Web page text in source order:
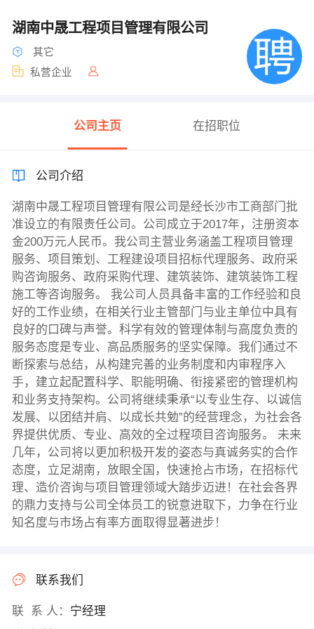
湖南中晟工程项目管理有限公司
其它
私营企业
公司主页 在招职位
公司介绍
湖南中晟工程项目管理有限公司是经长沙市工商部门批
准设立的有限责任公司。公司成立于2017年，注册资本
金200万元人民币。我公司主营业务涵盖工程项目管理
服务、项目策划、工程建设项目招标代理服务、政府采
购咨询服务、政府采购代理、建筑装饰、建筑装饰工程
施工等咨询服务。 我公司人员具备丰富的工作经验和良
好的工作业绩，在相关行业主管部门与业主单位中具有
良好的口碑与声誉。科学有效的管理体制与高度负责的
服务态度是专业、高品质服务的坚实保障。我们通过不
断探索与总结，从构建完善的业务制度和内审程序入
手，建立起配置科学、职能明确、衔接紧密的管理机构
和业务支持架构。公司将继续秉承“以专业生存、以诚信
发展、以团结并肩、以成长共勉”的经营理念，为社会各
界提供优质、专业、高效的全过程项目咨询服务。 未来
几年，公司将以更加积极开发的姿态与真诚务实的合作
态度，立足湖南，放眼全国，快速抢占市场，在招标代
理、造价咨询与项目管理领域大踏步迈进！在社会各界
的鼎力支持与公司全体员工的锐意进取下，力争在行业
知名度与市场占有率方面取得显著进步！
联系我们
联 系 人： 宁经理